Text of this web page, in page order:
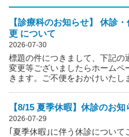
【診療科のお知らせ】 休診
更 について
2026-07-30
標題の件につきまして、下記の
変更等ございましたらホームペ
きます。ご不便をおかけいたし
【8/15 夏季休暇】休診のお知
2026-07-29
｢夏季休暇｣に伴う休診につい